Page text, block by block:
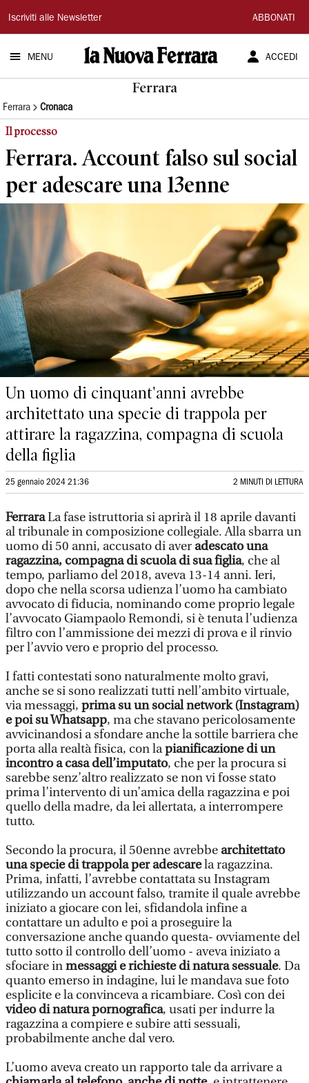
La
Nuova
Ferrara
Iscriviti alle Newsletter ABBONATI
MENU ACCEDI
Ferrara
Ferrara Cronaca
Il processo
Ferrara. Account falso sul social
per adescare una 13enne
Un uomo di cinquant'anni avrebbe
architettato una specie di trappola per
attirare la ragazzina, compagna di scuola
della figlia
25 gennaio 2024 21:36 2 MINUTI DI LETTURA
FerraraLa fase istruttoria si aprirà il 18 aprile davanti
al tribunale in composizione collegiale. Alla sbarra un
uomo di 50 anni, accusato di aver adescato una
ragazzina, compagna di scuola di sua figlia, che al
tempo, parliamo del 2018, aveva 13-14 anni. Ieri,
dopo che nella scorsa udienza l’uomo ha cambiato
avvocato di fiducia, nominando come proprio legale
l’avvocato Giampaolo Remondi, si è tenuta l’udienza
filtro con l’ammissione dei mezzi di prova e il rinvio
per l’avvio vero e proprio del processo.
I fatti contestati sono naturalmente molto gravi,
anche se si sono realizzati tutti nell’ambito virtuale,
via messaggi, prima su un social network (Instagram)
e poi su Whatsapp, ma che stavano pericolosamente
avvicinandosi a sfondare anche la sottile barriera che
porta alla realtà fisica, con lapianificazione di un
incontro a casa dell’imputato, che per la procura si
sarebbe senz’altro realizzato se non vi fosse stato
prima l’intervento di un’amica della ragazzina e poi
quello della madre, da lei allertata, a interrompere
tutto.
Secondo la procura, il 50enne avrebbe architettato
una specie di trappola per adescarela ragazzina.
Prima, infatti, l’avrebbe contattata su Instagram
utilizzando un account falso, tramite il quale avrebbe
iniziato a giocare con lei, sfidandola infine a
contattare un adulto e poi a proseguire la
conversazione anche quando questa- ovviamente del
tutto sotto il controllo dell’uomo - aveva iniziato a
sfociare inmessaggi e richieste di natura sessuale. Da
quanto emerso in indagine, lui le mandava sue foto
esplicite e la convinceva a ricambiare. Così con dei
video di natura pornografica, usati per indurre la
ragazzina a compiere e subire atti sessuali,
probabilmente anche dal vero.
L’uomo aveva creato un rapporto tale da arrivare a